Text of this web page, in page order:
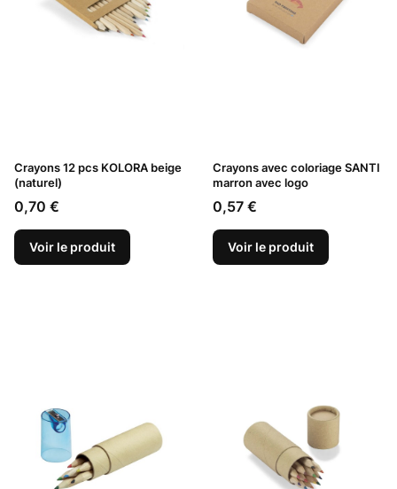
Crayons 12 pcs KOLORA beige
(naturel)
Prix
0,70 €
Voir le produit
Crayons avec coloriage SANTI
marron avec logo
Prix
0,57 €
Voir le produit